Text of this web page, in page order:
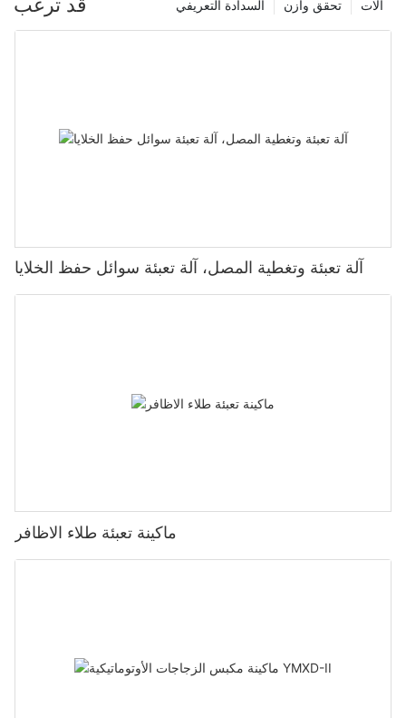
آلات تحقق وازن السدادة التعريفي
آلة تعبئة وتغطية المصل، آلة تعبئة سوائل حفظ الخلايا
ماكينة تعبئة طلاء الاظافر